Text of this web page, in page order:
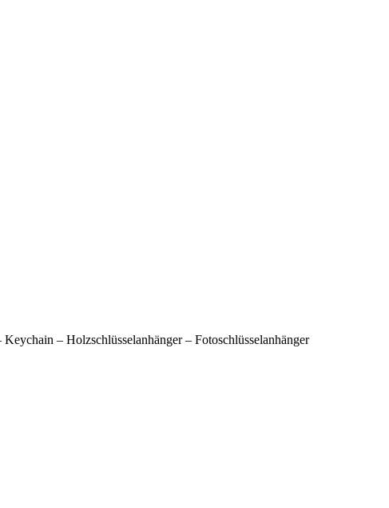
– Holzschlüsselanhänger – Fotoschlüsselanhänger